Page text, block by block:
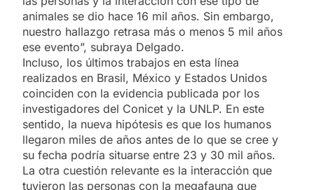
animales se dio hace 16 mil años. Sin embargo,
nuestro hallazgo retrasa más o menos 5 mil años
ese evento”, subraya Delgado.
Incluso, los últimos trabajos en esta línea
realizados en Brasil, México y Estados Unidos
coinciden con la evidencia publicada por los
investigadores del Conicet y la UNLP. En este
sentido, la nueva hipótesis es que los humanos
llegaron miles de años antes de lo que se cree y
su fecha podría situarse entre 23 y 30 mil años.
La otra cuestión relevante es la interacción que
tuvieron las personas con la megafauna que